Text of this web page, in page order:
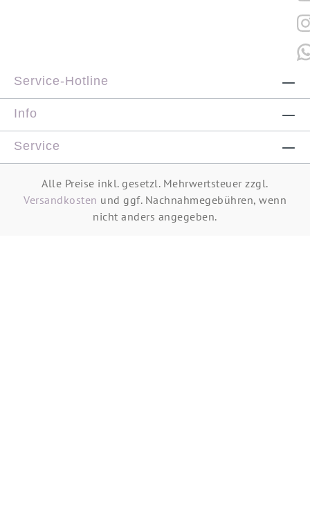
Service-Hotline
Info
Service
Alle Preise inkl. gesetzl. Mehrwertsteuer zzgl.
Versandkosten und ggf. Nachnahmegebühren, wenn
nicht anders angegeben.